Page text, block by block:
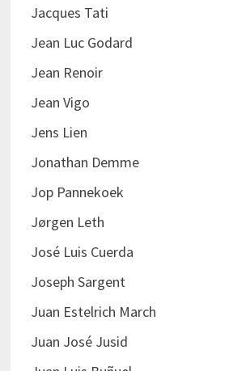
Jacques Tati
Jean Luc Godard
Jean Renoir
Jean Vigo
Jens Lien
Jonathan Demme
Jop Pannekoek
Jørgen Leth
José Luis Cuerda
Joseph Sargent
Juan Estelrich March
Juan José Jusid